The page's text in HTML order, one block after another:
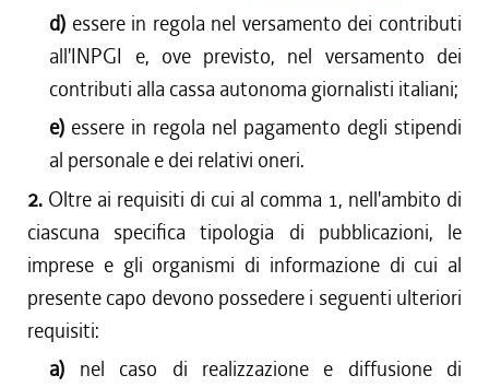
d) essere in regola nel versamento dei contributi
all'INPGI e, ove previsto, nel versamento dei
contributi alla cassa autonoma giornalisti italiani;
e) essere in regola nel pagamento degli stipendi
al personale e dei relativi oneri.
2. Oltre ai requisiti di cui al comma 1, nell'ambito di
ciascuna specifica tipologia di pubblicazioni, le
imprese e gli organismi di informazione di cui al
presente capo devono possedere i seguenti ulteriori
requisiti:
a) nel caso di realizzazione e diffusione di